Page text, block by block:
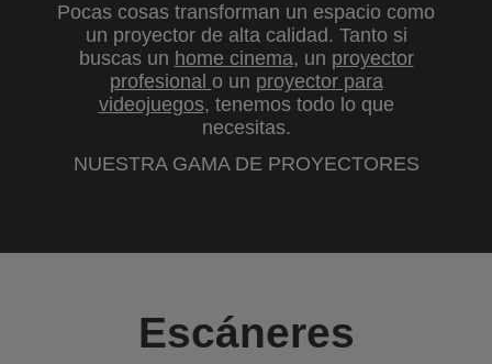
Pocas cosas transforman un espacio como
un proyector de alta calidad. Tanto si
buscas un home cinema, un proyector
profesional o un proyector para
videojuegos, tenemos todo lo que
necesitas.
NUESTRA GAMA DE PROYECTORES
Escáneres